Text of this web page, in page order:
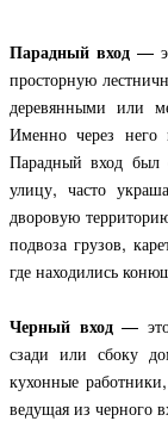
Парадный вход —
просторную
деревянными или
Именно через него
Парадный вход был
улицу, часто
дворовую
подвоза грузов,
где находились
Черный вход— это
сзади или сбоку
кухонные
ведущая из черного